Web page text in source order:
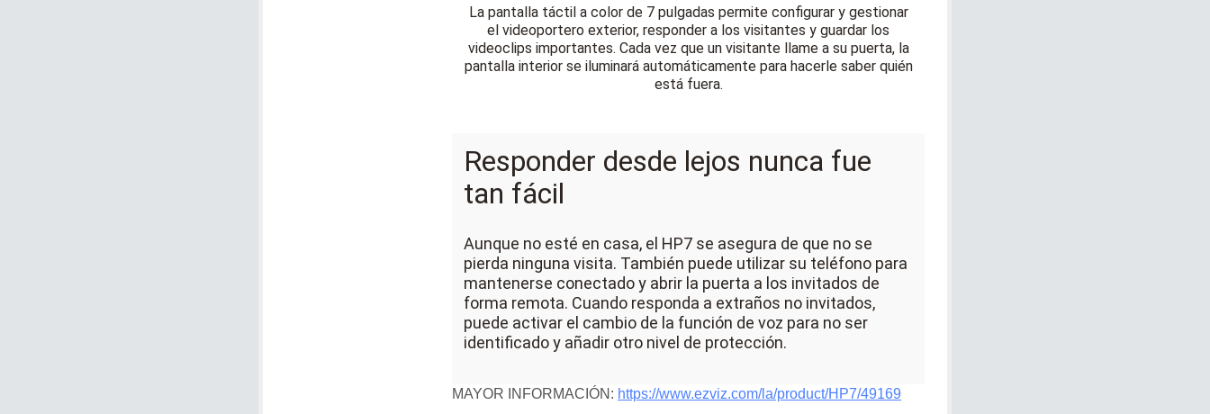
La pantalla táctil a color de 7 pulgadas permite configurar y gestionar
el videoportero exterior, responder a los visitantes y guardar los
videoclips importantes. Cada vez que un visitante llame a su puerta, la
pantalla interior se iluminará automáticamente para hacerle saber quién
está fuera.
Responder desde lejos nunca fue
tan fácil
Aunque no esté en casa, el HP7 se asegura de que no se
pierda ninguna visita. También puede utilizar su teléfono para
mantenerse conectado y abrir la puerta a los invitados de
forma remota. Cuando responda a extraños no invitados,
puede activar el cambio de la función de voz para no ser
identificado y añadir otro nivel de protección.
MAYOR INFORMACIÓN: https://www.ezviz.com/la/product/HP7/49169